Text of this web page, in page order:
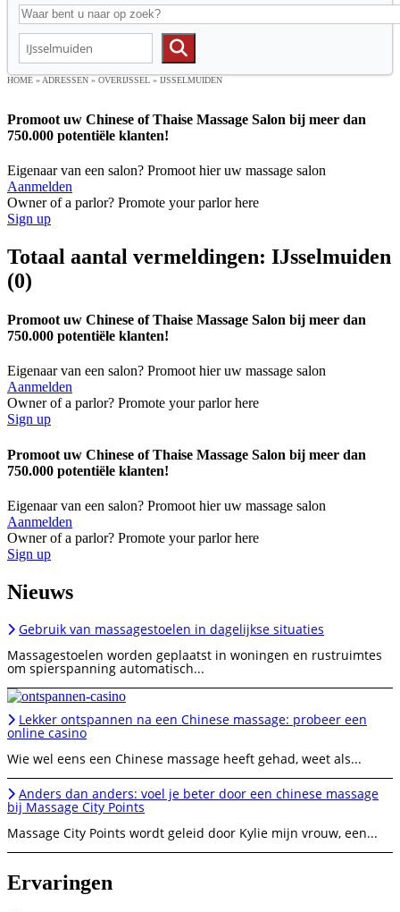
HOME »ADRESSEN » OVERIJSSEL » IJSSELMUIDEN
Promoot uw Chinese of Thaise Massage Salon bij meer dan
750.000 potentiële klanten!
Eigenaar van een salon? Promoot hier uw massage salon
Aanmelden
Owner of a parlor? Promote your parlor here
Sign up
Totaal aantal vermeldingen: IJsselmuiden
(0)
Promoot uw Chinese of Thaise Massage Salon bij meer dan
750.000 potentiële klanten!
Eigenaar van een salon? Promoot hier uw massage salon
Aanmelden
Owner of a parlor? Promote your parlor here
Sign up
Promoot uw Chinese of Thaise Massage Salon bij meer dan
750.000 potentiële klanten!
Eigenaar van een salon? Promoot hier uw massage salon
Aanmelden
Owner of a parlor? Promote your parlor here
Sign up
Nieuws
Gebruik van massagestoelen in dagelijkse situaties
Massagestoelen worden geplaatst in woningen en rustruimtes
om spierspanning automatisch...
Lekker ontspannen na een Chinese massage: probeer een
online casino
Wie wel eens een Chinese massage heeft gehad, weet als...
Anders dan anders: voel je beter door een chinese massage
bij Massage City Points
Massage City Points wordt geleid door Kylie mijn vrouw, een...
Ervaringen